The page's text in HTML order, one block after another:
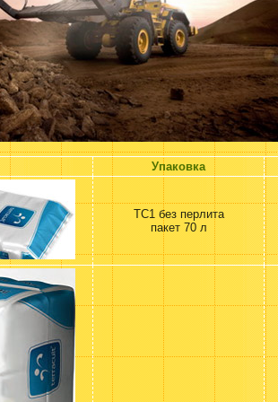
Упаковка
TC1 без перлита
пакет 70 л